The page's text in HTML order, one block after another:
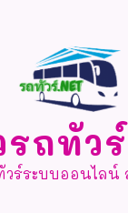
รถทัว
ร์ระบบออนไลน์